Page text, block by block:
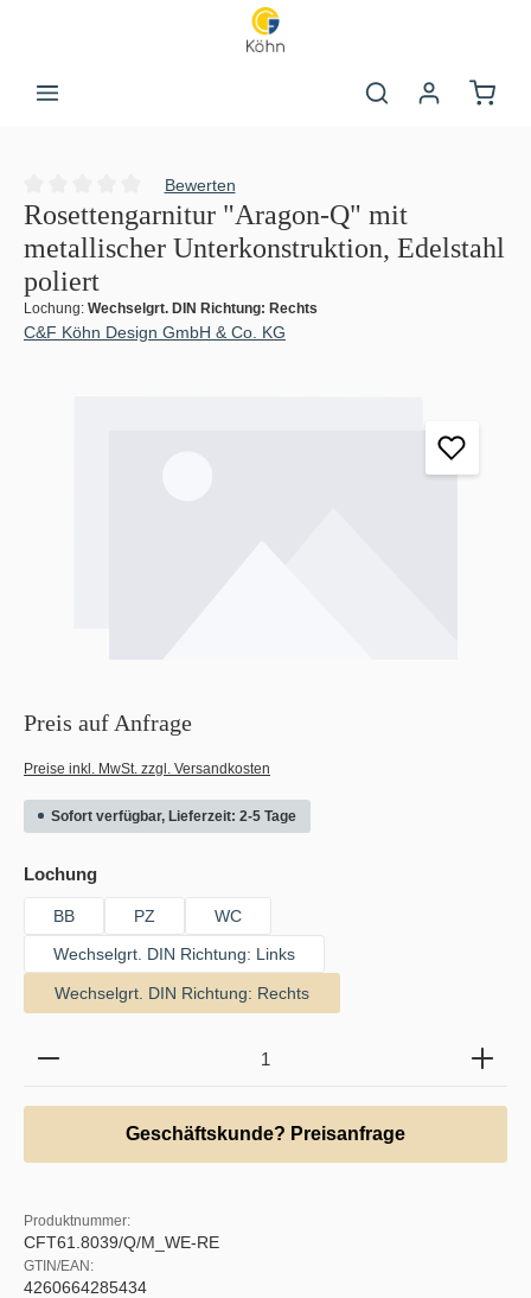
Durchschnittliche Bewertung von 0 von 5 Sternen
Bewerten
Rosettengarnitur "Aragon-Q" mit
metallischer Unterkonstruktion, Edelstahl
poliert
Lochung: Wechselgrt. DIN Richtung: Rechts
C&F Köhn Design GmbH & Co. KG
Preis auf Anfrage
Preise inkl. MwSt. zzgl. Versandkosten
Sofort verfügbar, Lieferzeit: 2-5 Tage
Lochungauswählen
BB PZ
WC
Wechselgrt. DIN Richtung: Links
Wechselgrt. DIN Richtung: Rechts
Produkt Anzahl: Gib den gewünschten Wert ein
Geschäftskunde? Preisanfrage
Produktnummer:
CFT61.8039/Q/M_WE-RE
GTIN/EAN:
4260664285434